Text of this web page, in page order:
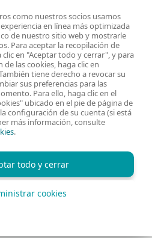
la comunidad de
RSS Feed
Dirección
Política de Cookies
como nuestros socios usamos
en línea más optimizada
de nuestro sitio web y mostrarle
Para aceptar la recopilación de
en "Aceptar todo y cerrar", y para
las cookies, haga clic en
tiene derecho a revocar su
sus preferencias para las
Para ello, haga clic en el
ubicado en el pie de página de
configuración de su cuenta (si está
más información, consulte
.
todo y cerrar
cookies